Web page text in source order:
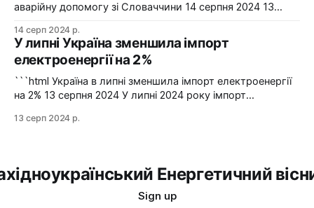
аварійну допомогу зі Словаччини 14 серпня 2024 13
аварійну допомогу зі Словаччини. Фото: Shutterstock "У
вчорашній день, 13 серпня, НЕК "Укренерго" запитала
аварійну допомогу з енергосистеми Словаччини", –
йдеться в повідомленні пресслужби оператора системи
передачі. Експорт
14 серп 2024 р.
У липні Україна зменшила імпорт
електроенергії на 2%
```html Україна в липні зменшила імпорт електроенергії
на 2% 13 серпня 2024 У липні 2024 року імпорт
червнем. Експорт залишався на нульовому рівні. Графіка:
13 серп 2024 р.
Енергетичний
Sign up